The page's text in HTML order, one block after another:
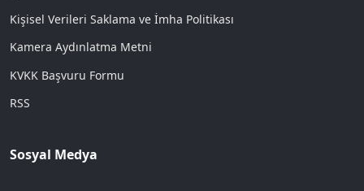
Kişisel Verileri Saklama ve İmha Politikası
Kamera Aydınlatma Metni
KVKK Başvuru Formu
RSS
Sosyal Medya